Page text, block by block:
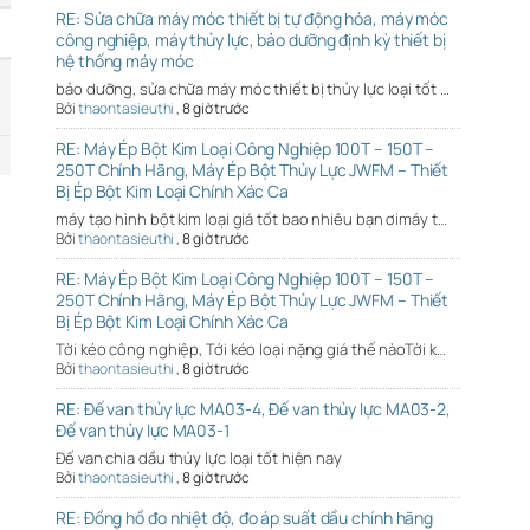
RE: Sửa chữa máy móc thiết bị tự động hóa, máy móc
công nghiệp, máy thủy lực, bảo dưỡng định kỳ thiết bị
hệ thống máy móc
bảo dưỡng, sửa chữa máy móc thiết bị thủy lực loại tốt …
Bởithaontasieuthi,8 giờ trước
RE: Máy Ép Bột Kim Loại Công Nghiệp 100T – 150T –
250T Chính Hãng, Máy Ép Bột Thủy Lực JWFM – Thiết
Bị Ép Bột Kim Loại Chính Xác Ca
máy tạo hình bột kim loại giá tốt bao nhiêu bạn ơimáy t…
Bởithaontasieuthi,8 giờ trước
RE: Máy Ép Bột Kim Loại Công Nghiệp 100T – 150T –
250T Chính Hãng, Máy Ép Bột Thủy Lực JWFM – Thiết
Bị Ép Bột Kim Loại Chính Xác Ca
Tời kéo công nghiệp, Tới kéo loại nặng giá thế nàoTời k…
Bởithaontasieuthi,8 giờ trước
RE: Đế van thủy lực MA03-4, Đế van thủy lực MA03-2,
Đế van thủy lực MA03-1
Đế van chia dầu thủy lực loại tốt hiện nay
Bởithaontasieuthi,8 giờ trước
RE: Đồng hồ đo nhiệt độ, đo áp suất dầu chính hãng